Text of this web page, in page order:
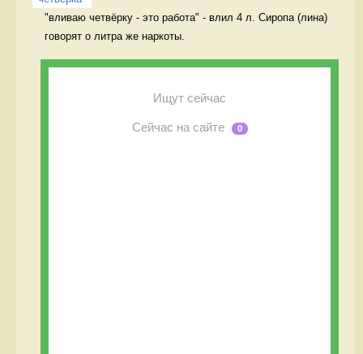
"вливаю четвёрку - это работа" - влил 4 л. Сиропа (лина)
говорят о литра же наркоты.
Ищут сейчас
Сейчас на сайте 0